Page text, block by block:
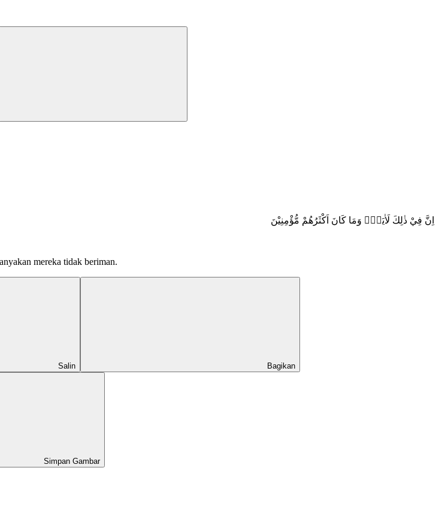
اِنَّ فِيْ ذٰلِكَ لَاٰيَةًۗ وَمَا كَانَ اَكْثَرُهُمْ مُّؤْمِنِيْنَ
mereka tidak beriman.
Salin Bagikan
Simpan Gambar